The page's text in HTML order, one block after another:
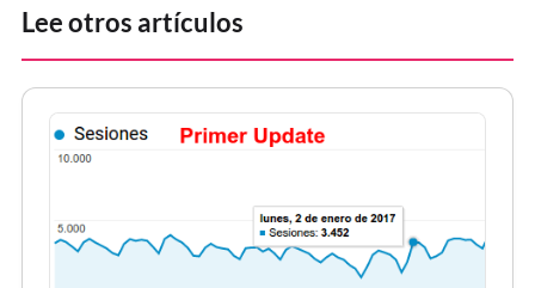
Lee otros artículos